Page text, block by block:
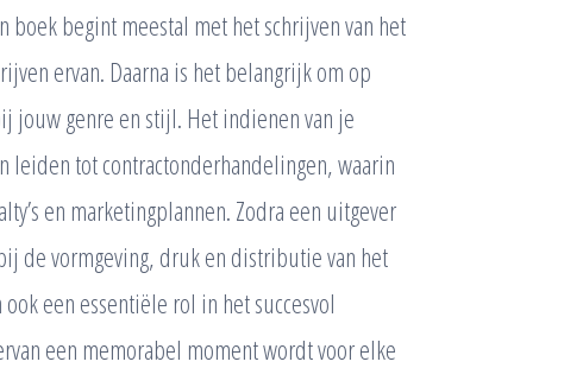
begint meestal met het schrijven van het
ervan. Daarna is het belangrijk om op
jouw genre en stijl. Het indienen van je
tot contractonderhandelingen, waarin
en marketingplannen. Zodra een uitgever
de vormgeving, druk en distributie van het
een essentiële rol in het succesvol
een memorabel moment wordt voor elke